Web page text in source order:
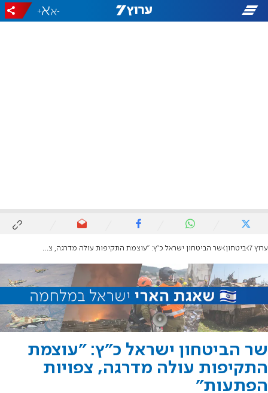
-
+
ערוץ 7 ביטחון שר הביטחון ישראל כ"ץ: "עוצמת התקיפות עולה מדרגה, צפויות הפתעות"
שר הביטחון ישראל כ"ץ: "עוצמת
התקיפות עולה מדרגה, צפויות
הפתעות"